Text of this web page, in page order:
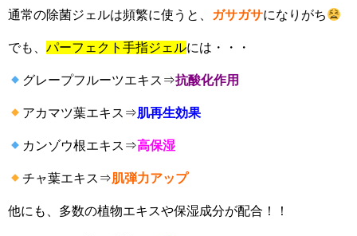
通常の除菌ジェルは頻繁に使うと、 ガサガサになりがち
でも、 パーフェクト手指ジェルには・・・
グレープフルーツエキス⇒抗酸化作用
アカマツ葉エキス⇒肌再生効果
カンゾウ根エキス⇒高保湿
チャ葉エキス⇒肌弾力アップ
他にも、多数の植物エキスや保湿成分が配合！！